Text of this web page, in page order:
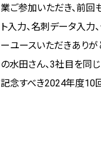
業ご参加いただき、前回
ト入力、名刺データ入
ーユースいただきありが
の水田さん、3社目を同
記念すべき2024年度10